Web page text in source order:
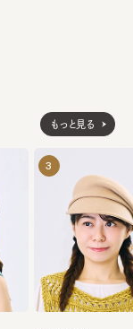
もっと見る
3